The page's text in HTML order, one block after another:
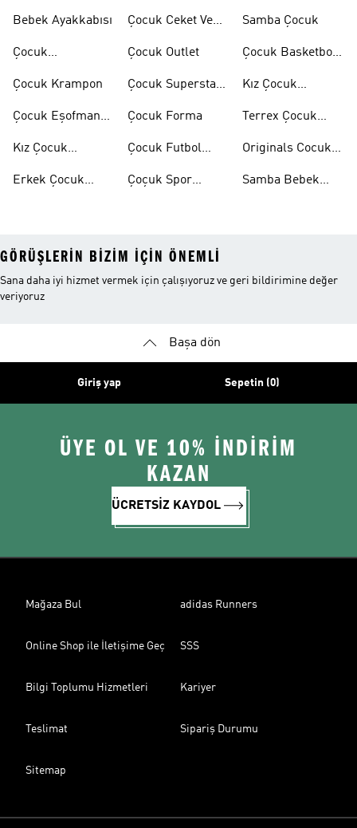
Bebek Ayakkabısı
Çocuk
Çocuk Krampon
Çocuk Eşofman
Kız Çocuk
Erkek Çocuk
Çocuk Ceket Ve
Çocuk Outlet
Çocuk Superstar
Çocuk Forma
Çocuk Futbol
Çoçuk Spor
Samba Çocuk
Çocuk Basketbol
Kız Çocuk
Terrex Çocuk
Originals Cocuk
Samba Bebek
GÖRÜŞLERIN BIZIM IÇIN ÖNEMLI
Sana daha iyi hizmet vermek için çalışıyoruz ve geri bildirimine değer
veriyoruz
Başa dön
Giriş yap Sepetin (0)
ÜYE OL VE 10% İNDİRİM
KAZAN
ÜCRETSİZ KAYDOL
Mağaza Bul adidas Runners
Online Shop ile İletişime Geç SSS
Bilgi Toplumu Hizmetleri Kariyer
Teslimat Sipariş Durumu
Sitemap